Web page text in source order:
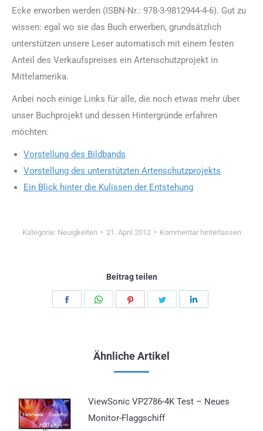
Ecke erworben werden (ISBN-Nr.: 978-3-9812944-4-6). Gut zu
wissen: egal wo sie das Buch erwerben, grundsätzlich
unterstützen unsere Leser automatisch mit einem festen
Anteil des Verkaufspreises ein Artenschutzprojekt in
Mittelamerika.
Anbei noch einige Links für alle, die noch etwas mehr über
unser Buchprojekt und dessen Hintergründe erfahren
möchten:
Vorstellung des Bildbands
Vorstellung des unterstützten Artenschutzprojekts
Ein Blick hinter die Kulissen der Entstehung
Kategorie: Neuigkeiten 21. April 2012 Kommentar hinterlassen
Beitrag teilen
Teilen
Teilen
Teilen
Ähnliche Artikel
ViewSonic VP2786-4K Test – Neues
Monitor-Flaggschiff